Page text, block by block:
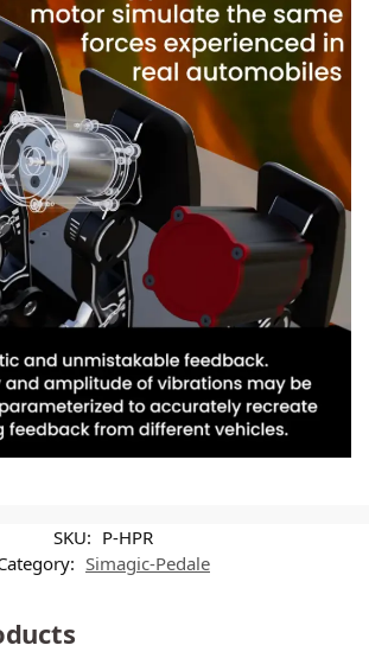
SKU: P-HPR
Simagic-Pedale